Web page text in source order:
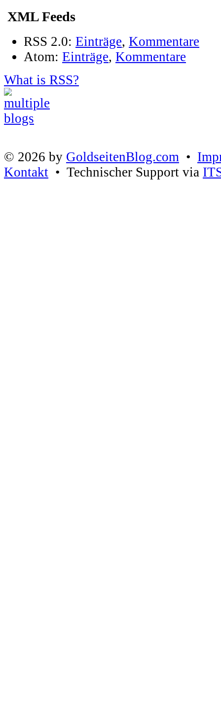
XML Feeds
RSS 2.0: Einträge, Kommentare
Atom: Einträge, Kommentare
What is RSS?
© 2026 by GoldseitenBlog.com •
Kontakt • Technischer Support via